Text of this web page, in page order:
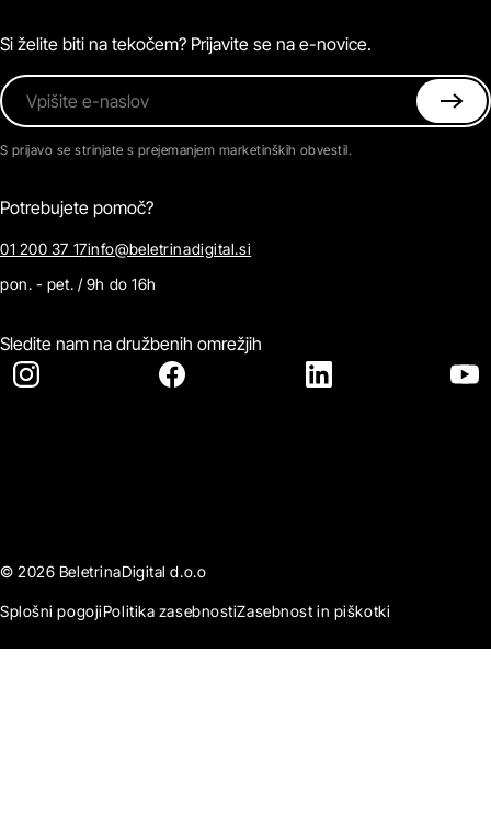
Kontaktirajte nas
Si želite biti na tekočem? Prijavite se na e-novice.
Vpišite e-naslov
S prijavo se strinjate s prejemanjem marketinških obvestil.
Potrebujete pomoč?
01 200 37 17info@beletrinadigital.si
pon. - pet. / 9h do 16h
Sledite nam na družbenih omrežjih
© 2026 BeletrinaDigital d.o.o
Splošni pogojiPolitika zasebnostiZasebnost in piškotki